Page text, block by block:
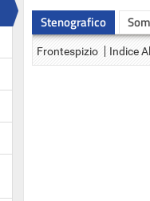
Stenografico
Frontespizio Indice